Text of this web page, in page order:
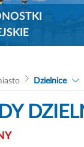
Dzielnice